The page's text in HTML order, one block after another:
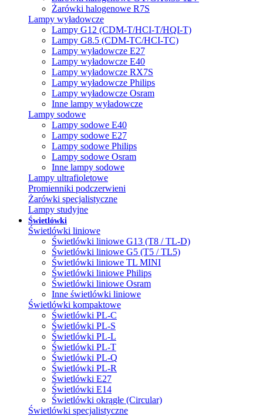
Żarówki halogenowe R7S
Lampy wyładowcze
Lampy G12 (CDM-T/HCI-T/HQI-T)
Lampy G8.5 (CDM-TC/HCI-TC)
Lampy wyładowcze E27
Lampy wyładowcze E40
Lampy wyładowcze RX7S
Lampy wyładowcze Philips
Lampy wyładowcze Osram
Inne lampy wyładowcze
Lampy sodowe
Lampy sodowe E40
Lampy sodowe E27
Lampy sodowe Philips
Lampy sodowe Osram
Inne lampy sodowe
Lampy ultrafioletowe
Promienniki podczerwieni
Żarówki specjalistyczne
Lampy studyjne
Świetlówki
Świetlówki liniowe
Świetlówki liniowe G13 (T8 / TL-D)
Świetlówki liniowe G5 (T5 / TL5)
Świetlówki liniowe TL MINI
Świetlówki liniowe Philips
Świetlówki liniowe Osram
Inne świetlówki liniowe
Świetlówki kompaktowe
Świetlówki PL-C
Świetlówki PL-S
Świetlówki PL-L
Świetlówki PL-T
Świetlówki PL-Q
Świetlówki PL-R
Świetlówki E27
Świetlówki E14
Świetlówki okrągłe (Circular)
Świetlówki specjalistyczne